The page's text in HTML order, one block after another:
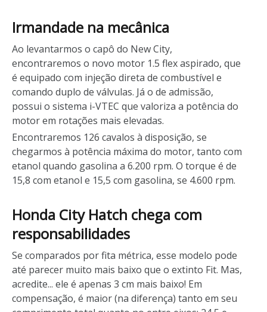
Irmandade na mecânica
Ao levantarmos o capô do New City,
encontraremos o novo motor 1.5 flex aspirado, que
é equipado com injeção direta de combustível e
comando duplo de válvulas. Já o de admissão,
possui o sistema i-VTEC que valoriza a potência do
motor em rotações mais elevadas.
Encontraremos 126 cavalos à disposição, se
chegarmos à potência máxima do motor, tanto com
etanol quando gasolina a 6.200 rpm. O torque é de
15,8 com etanol e 15,5 com gasolina, se 4.600 rpm.
Honda City Hatch chega com
responsabilidades
Se comparados por fita métrica, esse modelo pode
até parecer muito mais baixo que o extinto Fit. Mas,
acredite... ele é apenas 3 cm mais baixo! Em
compensação, é maior (na diferença) tanto em seu